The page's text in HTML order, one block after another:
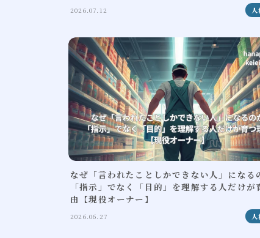
2026.07.12 人
なぜ「言われたことしかできない人」になる
「指示」でなく「目的」を理解する人だけが
由【現役オーナー】
2026.06.27